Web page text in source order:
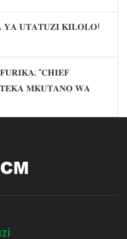
𝐘𝐀 𝐔𝐓𝐀𝐓𝐔𝐙𝐈 𝐊𝐈𝐋𝐎𝐋𝐎!
“𝐂𝐇𝐈𝐄𝐅
𝐌𝐊𝐔𝐓𝐀𝐍𝐎 𝐖𝐀